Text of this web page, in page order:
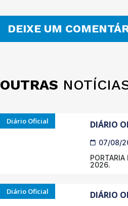
DEIXE UM
OUTRAS
Diário Oficial DIÁRIO
07/08/
2026.
Diário Oficial DIÁRIO